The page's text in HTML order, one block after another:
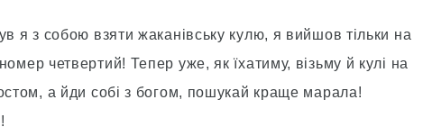
я з собою взяти жаканiвську кулю, я вийшов тiльки на
четвертий! Тепер уже, як їхатиму, вiзьму й кулi на
а йди собi з богом, пошукай краще марала!